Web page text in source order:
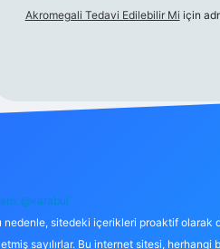
Akromegali Tedavi Edilebilir Mi için
@karabul
nedenle, sitedeki içerikleri proaktif olarak
sayılırlar. Bu internet sitesi, herhangi